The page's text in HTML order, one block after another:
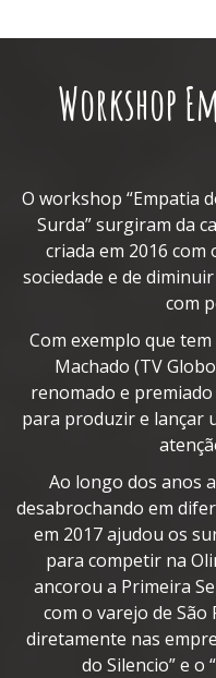
Workshop
O workshop “Empatia
Surda” surgiram da
criada em 2016
sociedade e de
com
Com exemplo que
Machado (TV
renomado e
para produzir e lançar
Ao longo dos anos
desabrochando em
em 2017 ajudou os
para competir na
ancorou a Primeira
com o varejo de São
diretamente nas
do Silencio” e o